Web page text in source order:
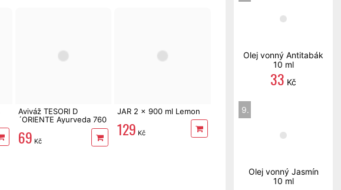
Aviváž TESORI D
´ORIENTE Ayurveda 760
69 Kč
JAR 2 x 900 ml Lemon
129 Kč
Olej vonný Antitabák
10 ml
33 Kč
9.
Olej vonný Jasmín
10 ml